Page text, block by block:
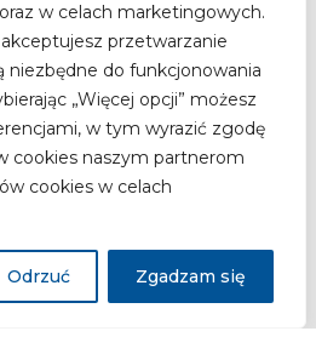
w celach marketingowych.
akceptujesz przetwarzanie
niezbędne do funkcjonowania
„Więcej opcji” możesz
w tym wyrazić zgodę
cookies naszym partnerom
cookies w celach
Odrzuć Zgadzam się
18.07.2002 r. o świadczeniu usług drogą
poz.1204 z późn. zm.) wyrażam zgodę na
przez Narodowy Instytut Zdrowia
Higieny – Państwowy Instytut Badawczy.
Instytut Zdrowia Publicznego - PZH
zgodności